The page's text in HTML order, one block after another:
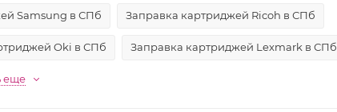
Samsung в СПб Заправка картриджей Ricoh в СПб
Oki в СПб Заправка картриджей Lexmark в СПб
еще